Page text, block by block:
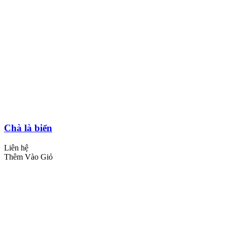
Chà là biển
Liên hệ
Thêm Vào Giỏ